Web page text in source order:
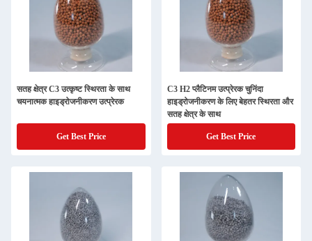
सतह क्षेत्र C3 उत्कृष्ट स्थिरता के साथ
चयनात्मक हाइड्रोजनीकरण उत्प्रेरक
Get Best Price
C3 H2 प्लैटिनम उत्प्रेरक चुनिंदा
हाइड्रोजनीकरण के लिए बेहतर स्थिरता और
सतह क्षेत्र के साथ
Get Best Price